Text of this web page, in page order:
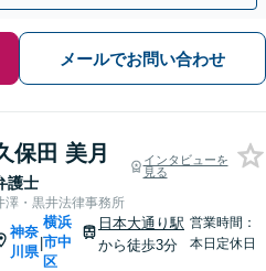
メールでお問い合わせ
保田 美月
護士
インタビューを
見る
澤・黒井法律事務所
神奈
川県
|
横浜
市中
区
日本大通り駅
から徒歩3分
営業時間：
本日定休日